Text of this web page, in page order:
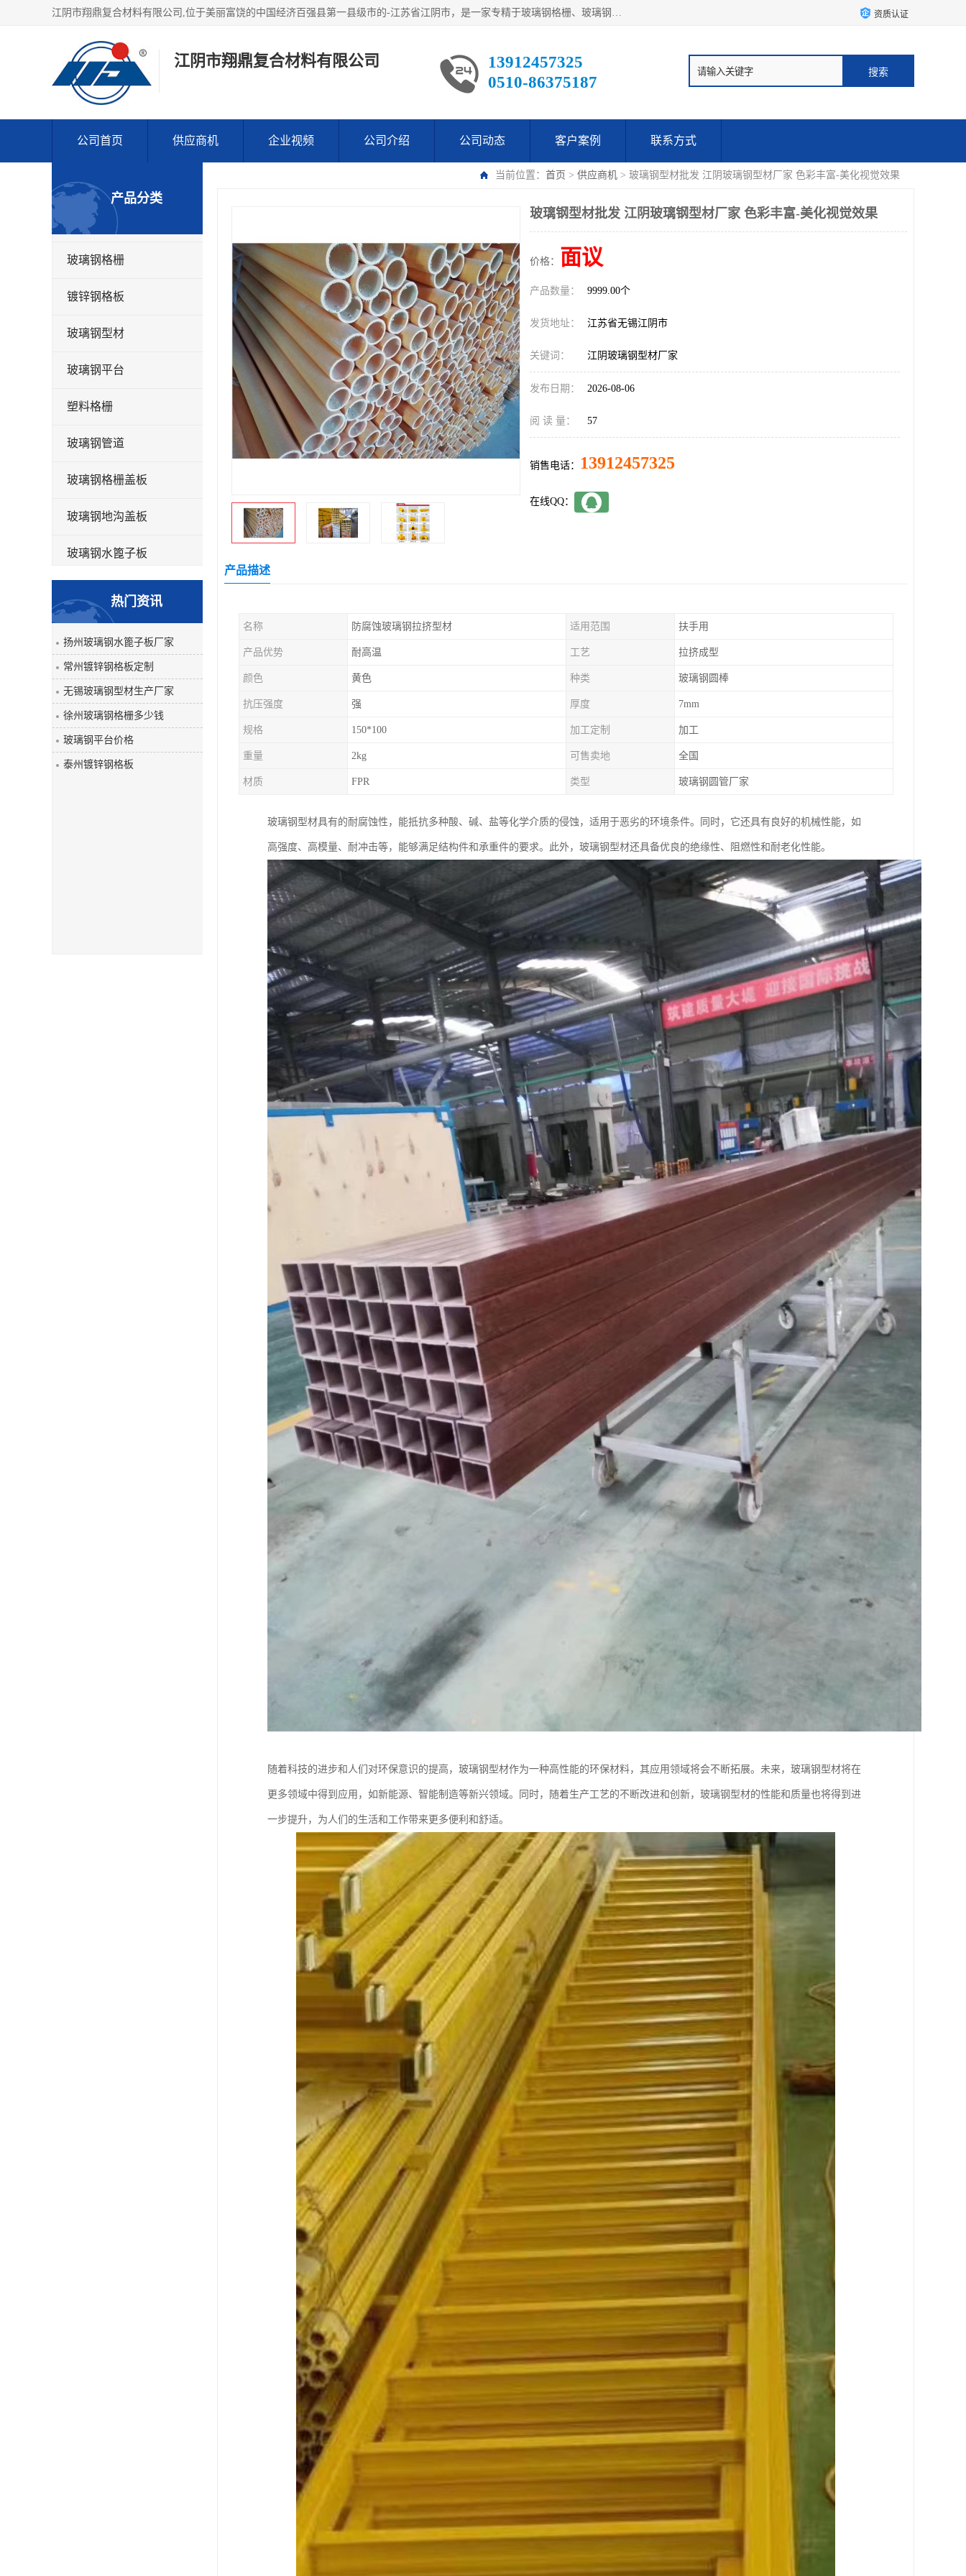
江阴市翔鼎复合材料有限公司,位于美丽富饶的中国经济百强县第一县级市的-江苏省江阴市，是一家专精于玻璃钢格栅、玻璃钢新材料,镀锌钢格板，机械设备生产制造及研发的科技型企业；公司产品已销往了世界多个国家和地区，公司人决心加倍努力愿与广大社会同仁精诚合作共创辉煌！ 资质认证
江阴市翔鼎复合材料有限公司
13912457325
0510-86375187
公司首页 供应商机 企业视频 公司介绍 公司动态 客户案例 联系方式
当前位置： 首页 > 供应商机 > 玻璃钢型材批发 江阴玻璃钢型材厂家 色彩丰富-美化视觉效果
产品分类
玻璃钢格栅
镀锌钢格板
玻璃钢型材
玻璃钢平台
塑料格栅
玻璃钢管道
玻璃钢格栅盖板
玻璃钢地沟盖板
玻璃钢水篦子板
玻璃钢平板
玻璃钢盖板
热门资讯
扬州玻璃钢水篦子板厂家
常州镀锌钢格板定制
无锡玻璃钢型材生产厂家
徐州玻璃钢格栅多少钱
玻璃钢平台价格
泰州镀锌钢格板
玻璃钢型材批发 江阴玻璃钢型材厂家 色彩丰富-美化视觉效果
价格： 面议
产品数量： 9999.00个
发货地址： 江苏省无锡江阴市
关键词： 江阴玻璃钢型材厂家
发布日期： 2026-08-06
阅 读 量： 57
销售电话： 13912457325
在线QQ：
产品描述
名称 防腐蚀玻璃钢拉挤型材 适用范围 扶手用
产品优势 耐高温 工艺 拉挤成型
颜色 黄色 种类 玻璃钢圆棒
抗压强度 强 厚度 7mm
规格 150*100 加工定制 加工
重量 2kg 可售卖地 全国
材质 FPR 类型 玻璃钢圆管厂家
玻璃钢型材具有的耐腐蚀性，能抵抗多种酸、碱、盐等化学介质的侵蚀，适用于恶劣的环境条件。同时，它还具有良好的机械性能，如
高强度、高模量、耐冲击等，能够满足结构件和承重件的要求。此外，玻璃钢型材还具备优良的绝缘性、阻燃性和耐老化性能。
随着科技的进步和人们对环保意识的提高，玻璃钢型材作为一种高性能的环保材料，其应用领域将会不断拓展。未来，玻璃钢型材将在
更多领域中得到应用，如新能源、智能制造等新兴领域。同时，随着生产工艺的不断改进和创新，玻璃钢型材的性能和质量也将得到进
一步提升，为人们的生活和工作带来更多便利和舒适。